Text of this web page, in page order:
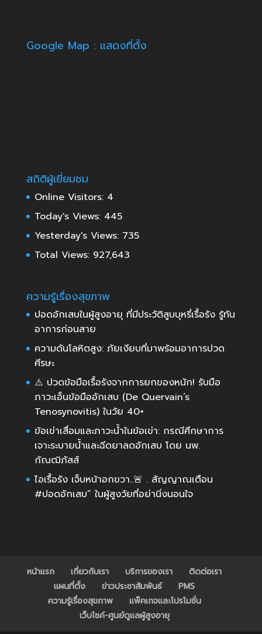
Google Map : แสดงที่ตั้ง
สถิติผู้เยี่ยมชม
Online Visitors: 4
Today's Views: 445
Yesterday's Views: 735
Total Views: 927,643
ความรู้เรื่องสุขภาพ
ปอดอักเสบในผู้สูงอายุ ที่มีประวัติสูบบุหรี่เรื้อรัง รู้ทัน
อาการก่อนสาย
ความดันโลหิตสูง: ภัยเงียบที่มาพร้อมอาการปวด
ศีรษะ
⚠️ ปวดข้อมือเรื้อรังจากการยกของหนัก! รับมือ
ภาวะเอ็นข้อมืออักเสบ (De Quervain’s
Tenosynovitis) ในวัย 40+
ข้อเข่าเสื่อมและภาวะน้ำในข้อเข่า: กรณีศึกษาการ
เจาะระบายน้ำและฉีดยาลดอักเสบ โดย นพ.
กัณฒิภัสส์
ไอเรื้อรัง เจ็บหน้าอกขวา..🚨 . สัญญาณเตือน
#ปอดอักเสบ” ในผู้สูงวัยที่อย่านิ่งนอนใจ
หน้าแรก เกี่ยวกับเรา บริการของเรา
ติดต่อเรา
แผนที่ตั้ง
ข่าวประชาสัมพันธ์
PMS
ความรู้เรื่องสุขภาพ
แพ็คเกจและโปรโมชั่น
เว็บไซค์-ศูนย์ดูแลผู้สูงอายุ